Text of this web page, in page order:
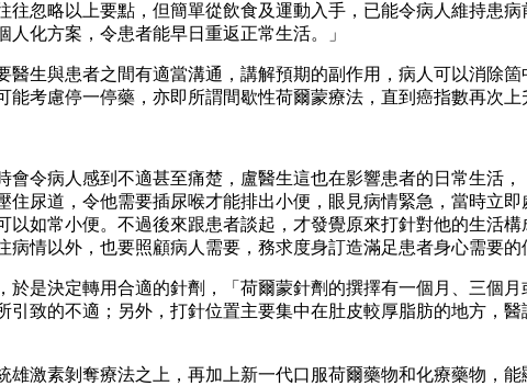
往忽略以上要點，但簡單從飲食及運動入手，已能令病人維持患
化方案，令患者能早日重返正常生活。」
生與患者之間有適當溝通，講解預期的副作用，病人可以消除
考慮停一停藥，亦即所謂間歇性荷爾蒙療法，直到癌指數再次上
會令病人感到不適甚至痛楚，盧醫生這也在影響患者的日常生活
尿道，令他需要插尿喉才能排出小便，眼見病情緊急，當時立
以如常小便。不過後來跟患者談起，才發覺原來打針對他的生活
情以外，也要照顧病人需要，務求度身訂造滿足患者身心需要的
是決定轉用合適的針劑，「荷爾蒙針劑的撰擇有一個月、三個
引致的不適；另外，打針位置主要集中在肚皮較厚脂肪的地方，
雄激素剝奪療法之上，再加上新一代口服荷爾藥物和化療藥物，